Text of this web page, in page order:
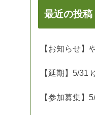
最近の投稿
【お知らせ】
【延期】5/31
【参加募集】